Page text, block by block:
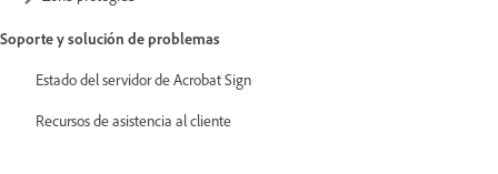
Soporte y solución de problemas
Estado del servidor de Acrobat Sign
Recursos de asistencia al cliente